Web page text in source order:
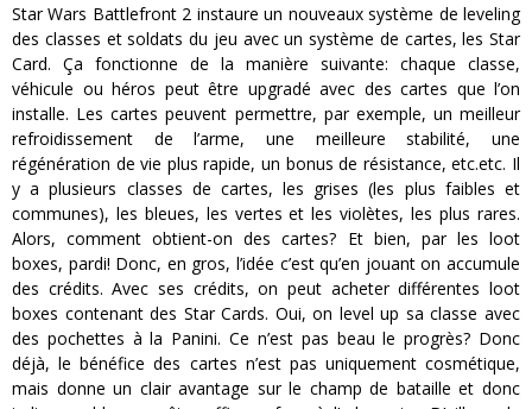
Star Wars Battlefront 2 instaure un nouveaux système de leveling
des classes et soldats du jeu avec un système de cartes, les Star
Card. Ça fonctionne de la manière suivante: chaque classe,
véhicule ou héros peut être upgradé avec des cartes que l’on
installe. Les cartes peuvent permettre, par exemple, un meilleur
refroidissement de l’arme, une meilleure stabilité, une
régénération de vie plus rapide, un bonus de résistance, etc.etc. Il
y a plusieurs classes de cartes, les grises (les plus faibles et
communes), les bleues, les vertes et les violètes, les plus rares.
Alors, comment obtient-on des cartes? Et bien, par les loot
boxes, pardi! Donc, en gros, l’idée c’est qu’en jouant on accumule
des crédits. Avec ses crédits, on peut acheter différentes loot
boxes contenant des Star Cards. Oui, on level up sa classe avec
des pochettes à la Panini. Ce n’est pas beau le progrès? Donc
déjà, le bénéfice des cartes n’est pas uniquement cosmétique,
mais donne un clair avantage sur le champ de bataille et donc